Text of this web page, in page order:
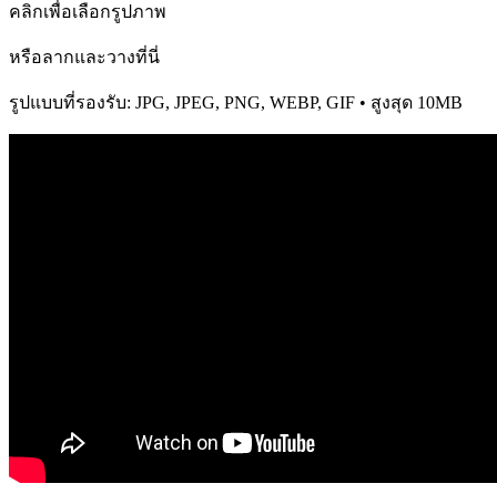
คลิกเพื่อเลือกรูปภาพ
หรือลากและวางที่นี่
รูปแบบที่รองรับ: JPG, JPEG, PNG, WEBP, GIF • สูงสุด 10MB